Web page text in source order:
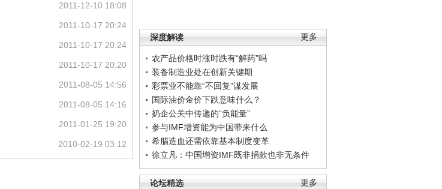
更多
深度解读
农产品价格时涨时跌有“解药”吗
装备制造业处在创新关键期
彩票业不能靠“不回复”谋发展
国际油价金价下跌意味什么？
奶企公关中传递的“负能量”
参与IMF增资能为中国带来什么
希腊造血还需依靠基本制度变革
徐立凡：中国增资IMF既非捐款也非无条件
更多
论坛精选
2011-12-10 18:08
2011-10-17 20:24
2011-10-17 20:24
2011-10-17 20:20
2011-08-05 14:56
2011-08-05 14:16
2011-01-25 19:20
2010-02-19 03:12